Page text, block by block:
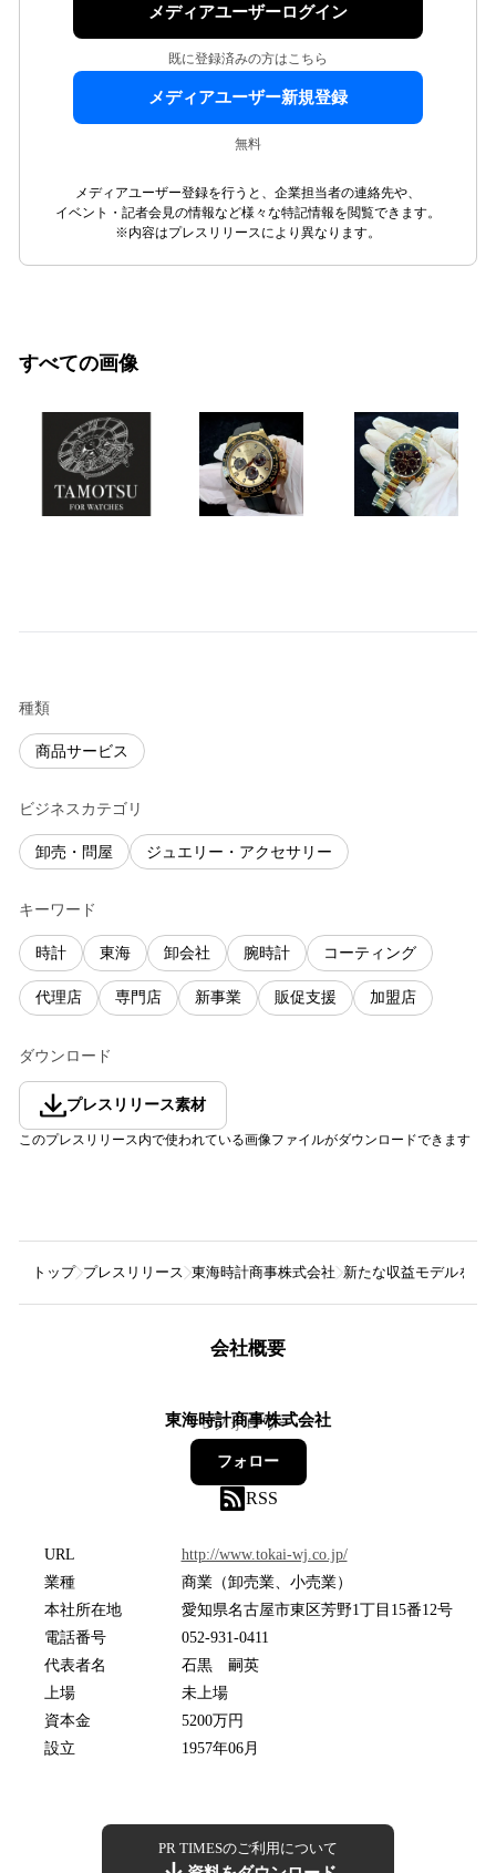
メディアユーザーログイン
既に登録済みの方はこちら
メディアユーザー新規登録
無料
メディアユーザー登録を行うと、企業担当者の連絡先や、
イベント・記者会見の情報など様々な特記情報を閲覧できます。
※内容はプレスリリースにより異なります。
すべての画像
種類
商品サービス
ビジネスカテゴリ
卸売・問屋 ジュエリー・アクセサリー
キーワード
時計 東海 卸会社 腕時計 コーティング
代理店 専門店 新事業 販促支援 加盟店
ダウンロード
プレスリリース素材
このプレスリリース内で使われている画像ファイルがダウンロードできます
トップ プレスリリース 東海時計商事株式会社 新たな収益モデルを提
会社概要
東海時計商事株式会社
3フォロワー
フォロー
RSS
URL
http://www.tokai-wj.co.jp/
業種
商業（卸売業、小売業）
本社所在地
愛知県名古屋市東区芳野1丁目15番12号
電話番号
052-931-0411
代表者名
石黒 嗣英
上場
未上場
資本金
5200万円
設立
1957年06月
PR TIMESのご利用について